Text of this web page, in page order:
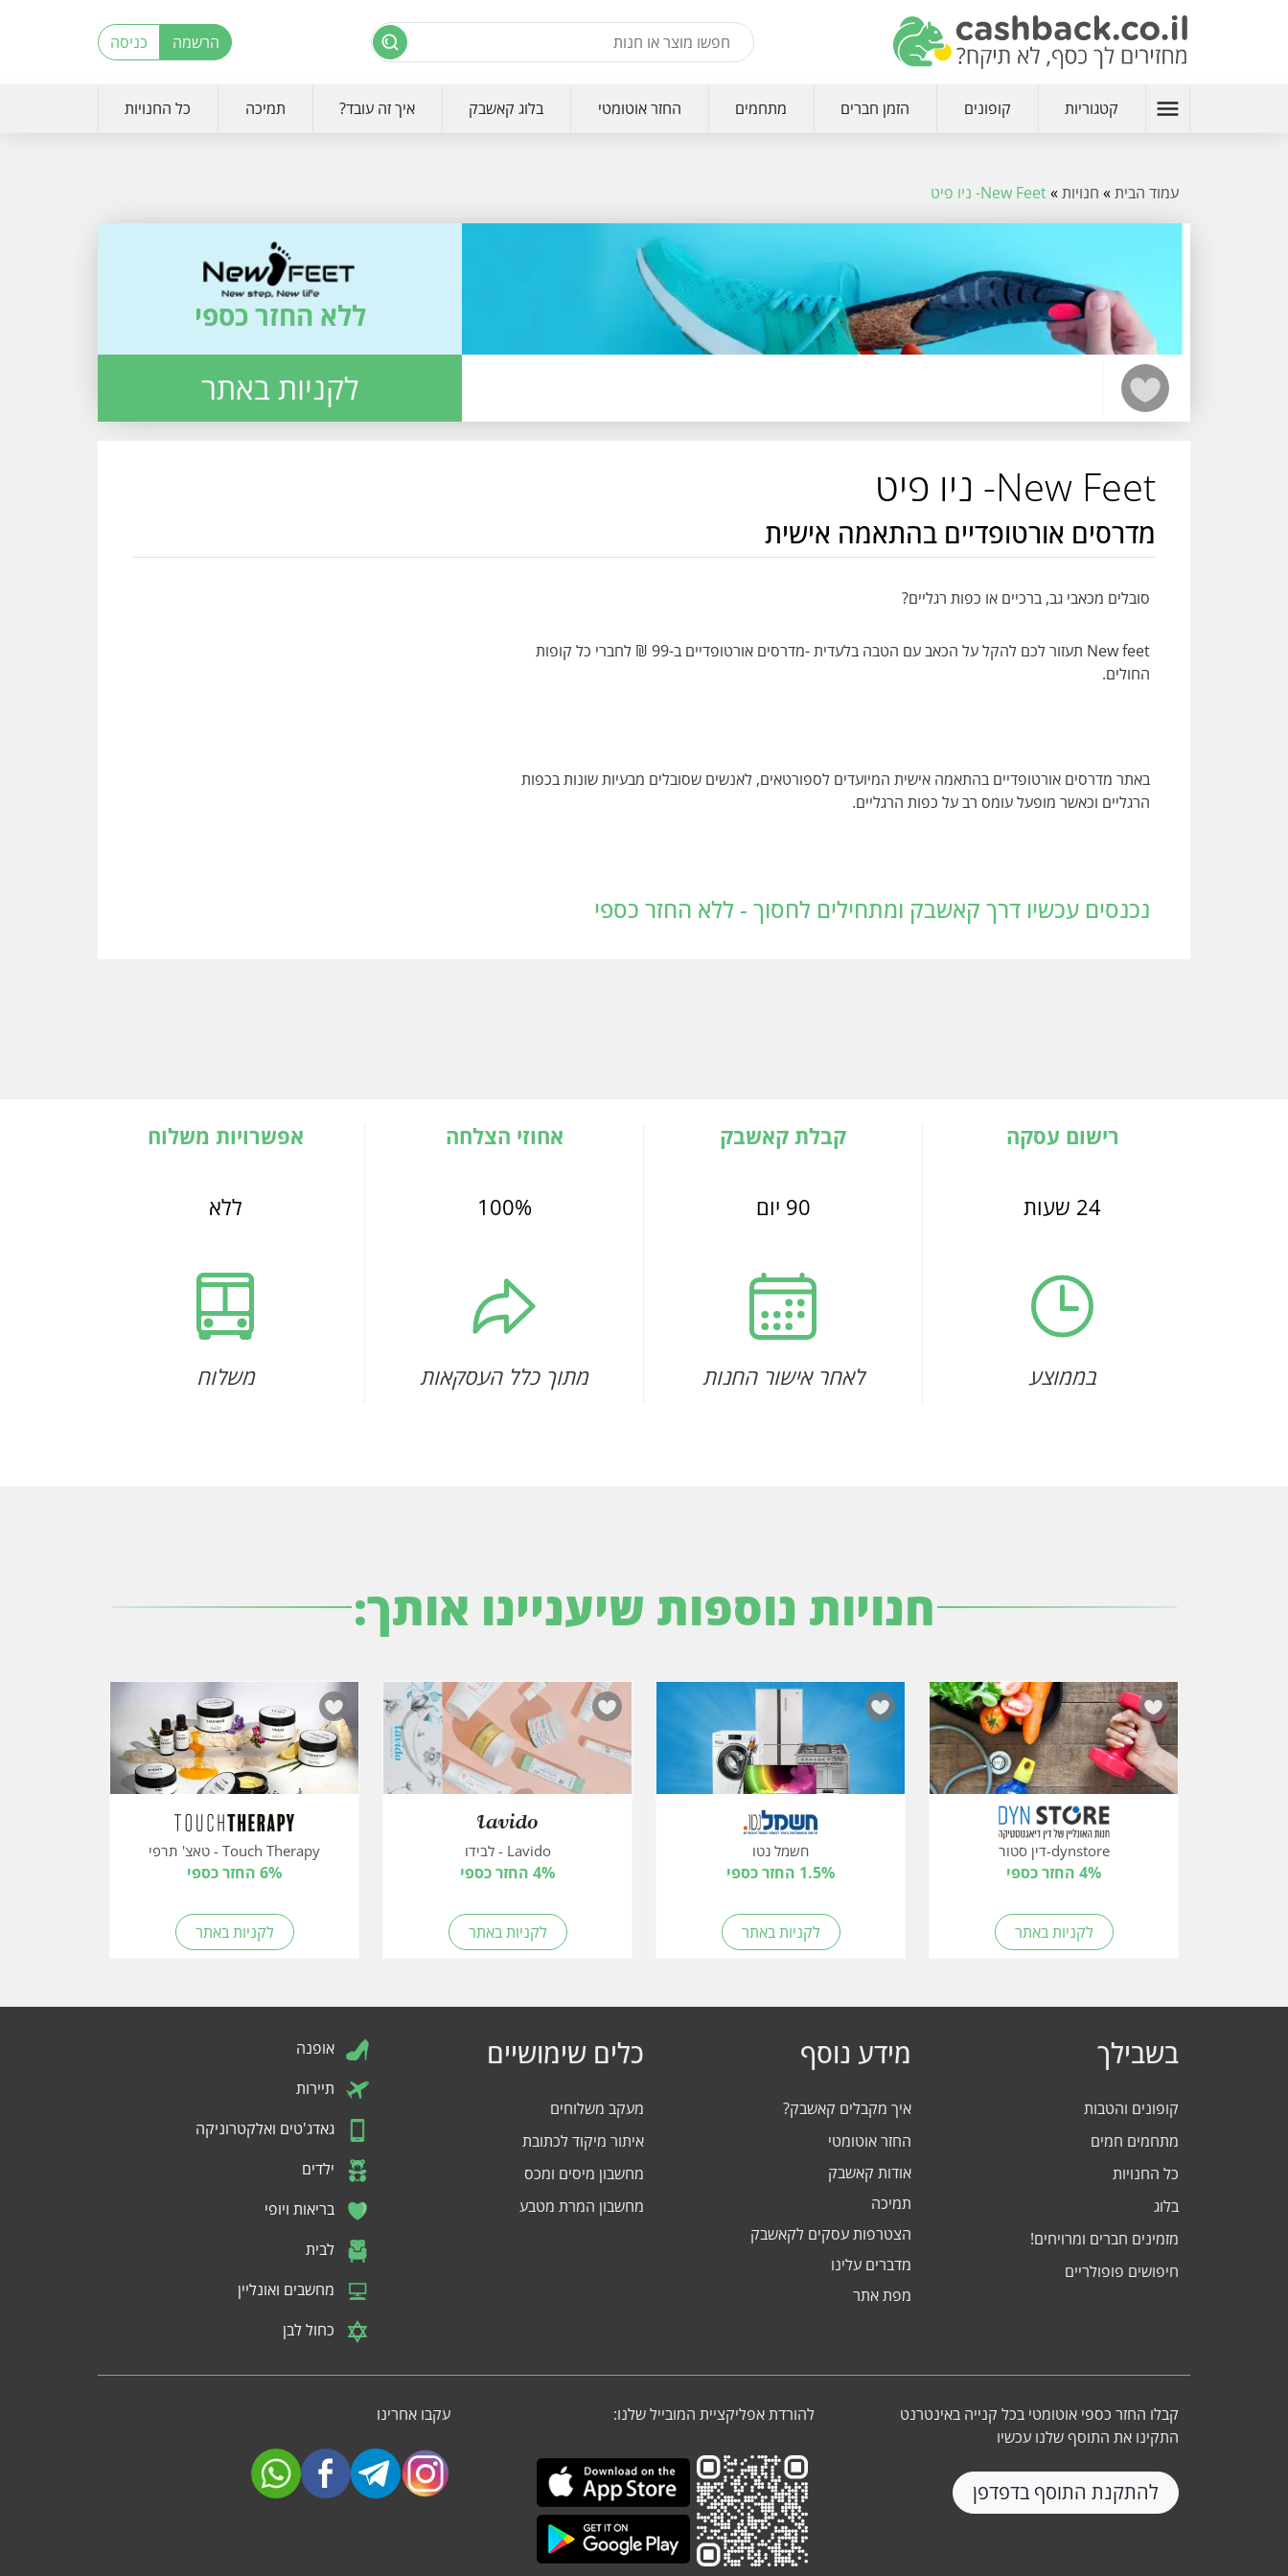
הרשמה כניסה
menu קטגוריות קופונים הזמן חברים מתחמים החזר אוטומטי בלוג קאשבק איך זה עובד? תמיכה כל החנויות
עמוד הבית» חנויות»New Feet- ניו פיט
ללא החזר כספי
לקניות באתר
New Feet- ניו פיט
מדרסים אורטופדיים בהתאמה אישית
סובלים מכאבי גב, ברכיים או כפות רגליים?
New feet תעזור לכם להקל על הכאב עם הטבה בלעדית -מדרסים אורטופדיים ב-99 ₪ לחברי כל קופות
החולים.
באתר מדרסים אורטופדיים בהתאמה אישית המיועדים לספורטאים, לאנשים שסובלים מבעיות שונות בכפות
הרגליים וכאשר מופעל עומס רב על כפות הרגליים.
נכנסים עכשיו דרך קאשבק ומתחילים לחסוך - ללא החזר כספי
רישום עסקה
24 שעות
בממוצע
קבלת קאשבק
90 יום
לאחר אישור החנות
אחוזי הצלחה
100%
מתוך כלל העסקאות
אפשרויות משלוח
ללא
משלוח
חנויות נוספות שיעניינו אותך:
dynstore-דין סטור
4% החזר כספי
לקניות באתר
חשמל נטו
1.5% החזר כספי
לקניות באתר
Lavido - לבידו
4% החזר כספי
לקניות באתר
Touch Therapy - טאצ' תרפי
6% החזר כספי
לקניות באתר
בשבילך
קופונים והטבות
מתחמים חמים
כל החנויות
בלוג
מזמינים חברים ומרויחים!
חיפושים פופולריים
מידע נוסף
איך מקבלים קאשבק?
החזר אוטומטי
אודות קאשבק
תמיכה
הצטרפות עסקים לקאשבק
מדברים עלינו
מפת אתר
כלים שימושיים
מעקב משלוחים
איתור מיקוד לכתובת
מחשבון מיסים ומכס
מחשבון המרת מטבע
אופנה
תיירות
גאדג'טים ואלקטרוניקה
ילדים
בריאות ויופי
לבית
מחשבים ואונליין
כחול לבן
קבלו החזר כספי אוטומטי בכל קנייה באינטרנט
התקינו את התוסף שלנו עכשיו
להתקנת התוסף בדפדפן
להורדת אפליקציית המובייל שלנו: עקבו אחרינו